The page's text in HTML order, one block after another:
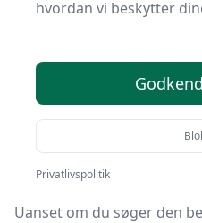
Du er landet på
sted at finde
bedste produkter lige nu,
Uanset om du søger den
hvordan vi beskytter
Privatlivspolitik